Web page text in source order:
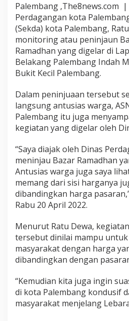
Palembang ,The8news.com
Perdagangan kota
(Sekda) kota Palembang,
monitoring atau peninjaun
Ramadhan yang digelar di
Belakang Palembang Indah
Bukit Kecil Palembang.
Dalam peninjuaan tersebut
langsung antusias warga,
Palembang itu juga
kegiatan yang digelar oleh
“Saya diajak oleh Dinas
meninjau Bazar Ramadhan
Antusias warga juga saya
memang dari sisi harganya
dibandingkan harga
Rabu 20 April 2022.
Menurut Ratu Dewa,
tersebut dinilai mampu
masyarakat dengan harga
dibandingkan dengan
“Kemudian kita juga ingin
di kota Palembang kondusif
masyarakat menjelang